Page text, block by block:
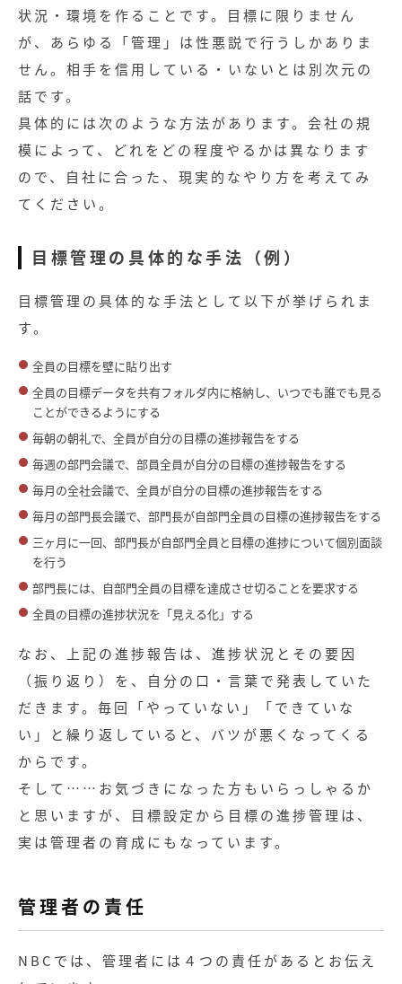
状況・環境を作ることです。目標に限りません
が、あらゆる「管理」は性悪説で行うしかありま
せん。相手を信用している・いないとは別次元の
話です。
具体的には次のような方法があります。会社の規
模によって、どれをどの程度やるかは異なります
ので、自社に合った、現実的なやり方を考えてみ
てください。
目標管理の具体的な手法（例）
目標管理の具体的な手法として以下が挙げられま
す。
全員の目標を壁に貼り出す
全員の目標データを共有フォルダ内に格納し、いつでも誰でも見る
ことができるようにする
毎朝の朝礼で、全員が自分の目標の進捗報告をする
毎週の部門会議で、部員全員が自分の目標の進捗報告をする
毎月の全社会議で、全員が自分の目標の進捗報告をする
毎月の部門長会議で、部門長が自部門全員の目標の進捗報告をする
三ヶ月に一回、部門長が自部門全員と目標の進捗について個別面談
を行う
部門長には、自部門全員の目標を達成させ切ることを要求する
全員の目標の進捗状況を「見える化」する
なお、上記の進捗報告は、進捗状況とその要因
（振り返り）を、自分の口・言葉で発表していた
だきます。毎回「やっていない」「できていな
い」と繰り返していると、バツが悪くなってくる
からです。
そして……お気づきになった方もいらっしゃるか
と思いますが、目標設定から目標の進捗管理は、
実は管理者の育成にもなっています。
管理者の責任
NBCでは、管理者には４つの責任があるとお伝え